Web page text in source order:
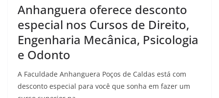
Anhanguera oferece desconto
especial nos Cursos de Direito,
Engenharia Mecânica, Psicologia
e Odonto
A Faculdade Anhanguera Poços de Caldas está com
desconto especial para você que sonha em fazer um